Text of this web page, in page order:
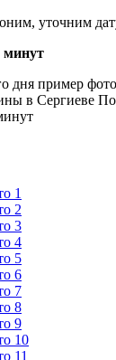
уточним
минут
в Сергиеве